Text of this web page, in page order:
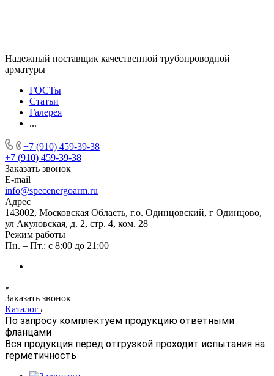
Надежный поставщик качественной трубопроводной
арматуры
ГОСТы
Статьи
Галерея
...
+7 (910) 459-39-38
+7 (910) 459-39-38
Заказать звонок
E-mail
info@specenergoarm.ru
Адрес
143002, Московская Область, г.о. Одинцовский, г Одинцово,
ул Акуловская, д. 2, стр. 4, ком. 28
Режим работы
Пн. – Пт.: с 8:00 до 21:00
Заказать звонок
Каталог
По запросу комплектуем продукцию ответными
фланцами
Вся продукция перед отгрузкой проходит испытания на
герметичность